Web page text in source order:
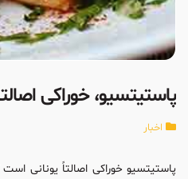
پاستیتسیو، خوراکی
اخبار
پاستیتسیو خوراکی اصالتاً یونانی